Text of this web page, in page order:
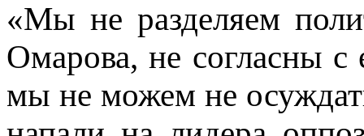
«Мы не разделяем
Омарова, не согласны
мы не можем не